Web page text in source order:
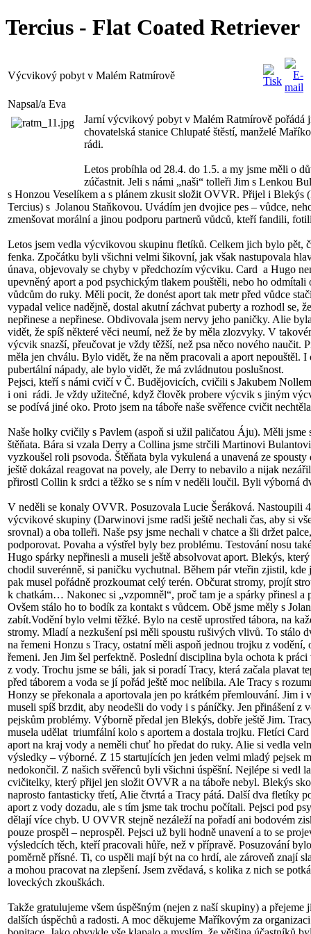
Tercius - Flat Coated Retriever
Výcvikový pobyt v Malém Ratmírově
Napsal/a Eva
Jarní výcvikový pobyt v Malém Ratmírově pořádá
chovatelská stanice Chlupaté štěstí, manželé
rádi.
Letos probíhla od 28.4. do 1.5. a my jsme měli o
zúčastnit. Jeli s námi „naši“ tolleři Jim s Lenkou
s Honzou Veselíkem a s plánem zkusit složit OVVR. Přijel i Blekýs
Tercius) s Jolanou Staňkovou. Uvádím jen dvojice pes – vůdce,
zmenšovat morální a jinou podporu partnerů vůdců, kteří fandili,
Letos jsem vedla výcvikovou skupinu fletíků. Celkem jich bylo pět,
fenka. Zpočátku byli všichni velmi šikovní, jak však nastupovala
únava, objevovaly se chyby v předchozím výcviku. Card a Hugo
upevněný aport a pod psychickým tlakem pouštěli, nebo ho odmítali
vůdcům do ruky. Měli pocit, že donést aport tak metr před vůdce
vypadal velice nadějně, dostal akutní záchvat puberty a rozhodl se,
nepřinese a nepřinese. Obdivovala jsem nervy jeho paničky. Alie
vidět, že spíš některé věci neumí, než že by měla zlozvyky. V
výcvik snazší, přeučovat je vždy těžší, než psa něco nového naučit.
měla jen chválu. Bylo vidět, že na něm pracovali a aport nepouštěl. I
pubertální nápady, ale bylo vidět, že má zvládnutou poslušnost.
Pejsci, kteří s námi cvičí v Č. Budějovicích, cvičili s Jakubem
i oni rádi. Je vždy užitečné, když člověk probere výcvik s jiným
se podívá jiné oko. Proto jsem na táboře naše svěřence cvičit
Naše holky cvičily s Pavlem (aspoň si užil paličatou Áju). Měli jsme
štěňata. Bára si vzala Derry a Collina jsme strčili Martinovi
vyzkoušel roli psovoda. Štěňata byla vykulená a unavená ze
ještě dokázal reagovat na povely, ale Derry to nebavilo a nijak
přirostl Collin k srdci a těžko se s ním v neděli loučil. Byli výborná
V neděli se konaly OVVR. Posuzovala Lucie Šeráková. Nastoupili
výcvikové skupiny (Darwinovi jsme radši ještě nechali čas, aby si
srovnal) a oba tolleři. Naše psy jsme nechali v chatce a šli držet
podporovat. Povaha a výstřel byly bez problému. Testování nosu
Hugo spárky nepřinesli a museli ještě absolvovat aport. Blekýs,
chodil suverénně, si paničku vychutnal. Během pár vteřin zjistil, kde
pak musel pořádně prozkoumat celý terén. Občurat stromy, projít
k chatkám… Nakonec si „vzpomněl“, proč tam je a spárky přinesl a
Ovšem stálo ho to bodík za kontakt s vůdcem. Obě jsme měly s
zabít.Vodění bylo velmi těžké. Bylo na cestě uprostřed tábora, na
stromy. Mladí a nezkušení psi měli spoustu rušivých vlivů. To stálo
na řemeni Honzu s Tracy, ostatní měli aspoň jednou trojku z vodění,
řemeni. Jen Jim šel perfektně. Poslední disciplina byla ochota k práci
z vody. Trochu jsme se báli, jak si poradí Tracy, která začala plavat
před táborem a voda se jí pořád ještě moc nelíbila. Ale Tracy s
Honzy se překonala a aportovala jen po krátkém přemlouvání. Jim i
museli spíš brzdit, aby neodešli do vody i s páníčky. Jen přinášení z
pejskům problémy. Výborně předal jen Blekýs, dobře ještě Jim.
musela udělat triumfální kolo s aportem a dostala trojku. Fletíci
aport na kraj vody a neměli chuť ho předat do ruky. Alie si vedla
výsledky – výborné. Z 15 startujících jen jeden velmi mladý pejsek
nedokončil. Z našich svěřenců byli všichni úspěšní. Nejlépe si vedl
cvičitelky, který přijel jen složit OVVR a na táboře nebyl. Blekýs
naprosto fantasticky třetí, Alie čtvrtá a Tracy pátá. Další dva fletíky
aport z vody dozadu, ale s tím jsme tak trochu počítali. Pejsci pod
dělají více chyb. U OVVR stejně nezáleží na pořadí ani bodovém
pouze prospěl – neprospěl. Pejsci už byli hodně unavení a to se
výsledcích těch, kteří pracovali hůře, než v přípravě. Posuzování
poměrně přísné. Ti, co uspěli mají být na co hrdí, ale zároveň znají
a mohou pracovat na zlepšení. Jsem zvědavá, s kolika z nich se
loveckých zkouškách.
Takže gratulujeme všem úspěšným (nejen z naší skupiny) a přejeme
dalších úspěchů a radosti. A moc děkujeme Maříkovým za